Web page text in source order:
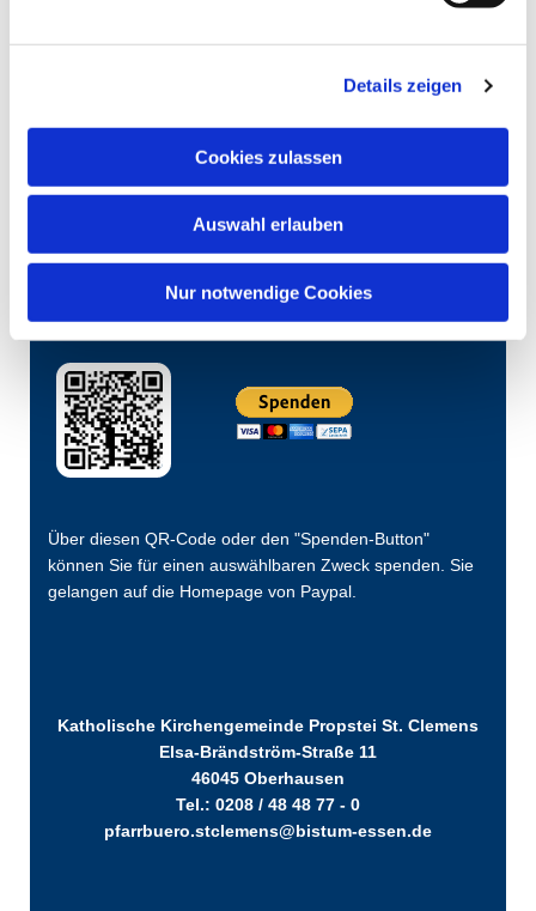
Details zeigen
Cookies zulassen
Auswahl erlauben
Nur notwendige Cookies
Über diesen QR-Code oder den "Spenden-Button"
können Sie für einen auswählbaren Zweck spenden. Sie
gelangen auf die Homepage von Paypal.
Katholische Kirchengemeinde Propstei St. Clemens
Elsa-Brändström-Straße 11
46045 Oberhausen
Tel.: 0208 / 48 48 77 - 0
pfarrbuero.stclemens@bistum-essen.de